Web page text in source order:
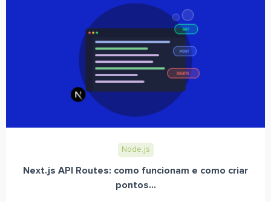
Node.js
Next.js API Routes: como funcionam e como criar
pontos...